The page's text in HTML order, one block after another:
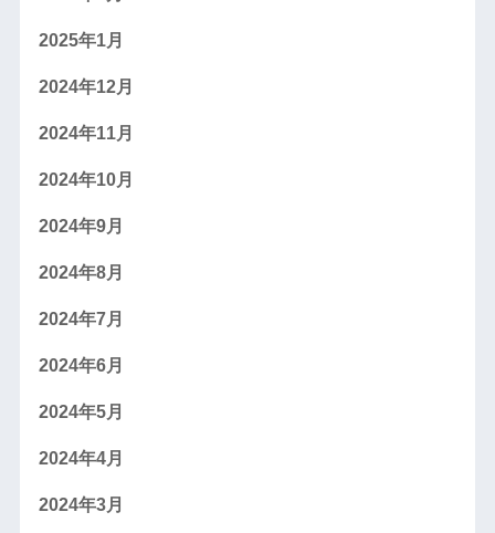
2025年1月
2024年12月
2024年11月
2024年10月
2024年9月
2024年8月
2024年7月
2024年6月
2024年5月
2024年4月
2024年3月